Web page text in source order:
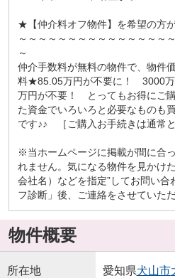
★【仲介料オフ物件】を希望の方
～～～～～～～～～～～～～～～
～
仲介手数料が無料の物件で、物件
料★85.05万円が不要に！ 3000
万円が不要！ とってもお得にご
た資金でいろいろと必要なものも
です♪♪ ［ご購入お手続きは通常
※当ホームページに掲載が間に合
れません。気になる物件を見かけ
会社名）などを指定”してお問い
フ診断」後、ご連絡をさせていただ
物件概要
所在地 愛知県犬山市